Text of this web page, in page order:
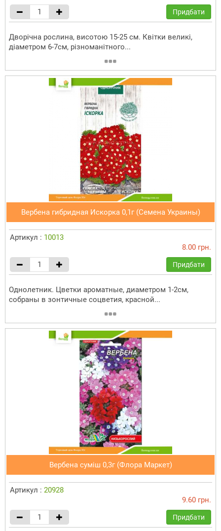
Придбати
Дворічна рослина, висотою 15-25 см. Квітки великі,
діаметром 6-7см, різноманітного...
Вербена гибридная Искорка 0,1г (Семена Украины)
Артикул : 10013
8.00 грн.
Придбати
Однолетник. Цветки ароматные, диаметром 1-2см,
собраны в зонтичные соцветия, красной...
Вербена суміш 0,3г (Флора Маркет)
Артикул : 20928
9.60 грн.
Придбати